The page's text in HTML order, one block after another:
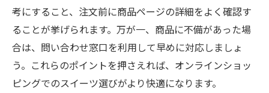
考にすること、注文前に商品ページの詳細をよく確認す
ることが挙げられます。万が一、商品に不備があった場
合は、問い合わせ窓口を利用して早めに対応しましょ
う。これらのポイントを押さえれば、オンラインショッ
ピングでのスイーツ選びがより快適になります。